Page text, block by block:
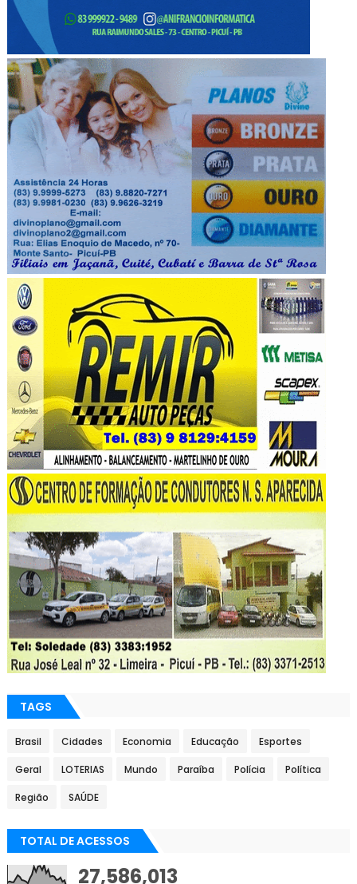
TAGS
Brasil Cidades Economia Educação Esportes
Geral LOTERIAS Mundo Paraíba Polícia Política
Região SAÚDE
TOTAL DE ACESSOS
27,586,013